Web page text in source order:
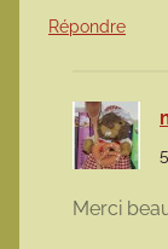
Répondre
Merci